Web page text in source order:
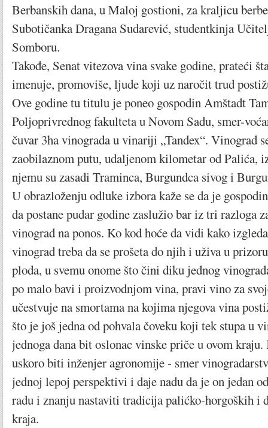
Berbanskih dana, u Maloj gostioni, za kraljicu
Subotičanka Dragana Sudarević, studentkinja
Somboru.
Takođe, Senat vitezova vina svake godine, prateći
imenuje, promoviše, ljude koji uz naročit trud
Ove godine tu titulu je poneo gospodin Amštadt
Poljoprivrednog fakulteta u Novom Sadu, smer-
čuvar 3ha vinograda u vinariji „Tandex“. Vinograd
zaobilaznom putu, udaljenom kilometar od Palića,
njemu su zasadi Traminca, Burgundca sivog i
U obrazloženju odluke izbora kaže se da je
da postane pudar godine zaslužio bar iz tri razloga
vinograd na ponos. Ko kod hoće da vidi kako
vinograd treba da se prošeta do njih i uživa u
ploda, u svemu onome što čini diku jednog
po malo bavi i proizvodnjom vina, pravi vino za
učestvuje na smortama na kojima njegova vina
što je još jedna od pohvala čoveku koji tek stupa u
jednoga dana bit oslonac vinske priče u ovom kraju.
uskoro biti inženjer agronomije - smer
jednoj lepoj perspektivi i daje nadu da je on jedan
radu i znanju nastaviti tradicija palićko-horgoških i
kraja.